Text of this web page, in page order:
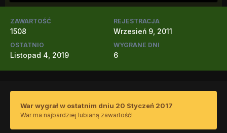
ZAWARTOŚĆ
1508
REJESTRACJA
Wrzesień 9, 2011
OSTATNIO
Listopad 4, 2019
WYGRANE DNI
6
War wygrał w ostatnim dniu 20 Styczeń 2017
War ma najbardziej lubianą zawartość!